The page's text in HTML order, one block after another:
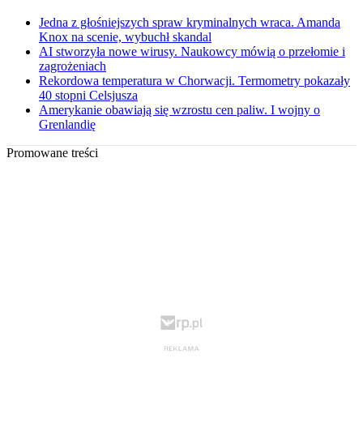
Jedna z głośniejszych spraw kryminalnych wraca. Amanda
Knox na scenie, wybuchł skandal
AI stworzyła nowe wirusy. Naukowcy mówią o przełomie i
zagrożeniach
Rekordowa temperatura w Chorwacji. Termometry pokazały
40 stopni Celsjusza
Amerykanie obawiają się wzrostu cen paliw. I wojny o
Grenlandię
Promowane treści